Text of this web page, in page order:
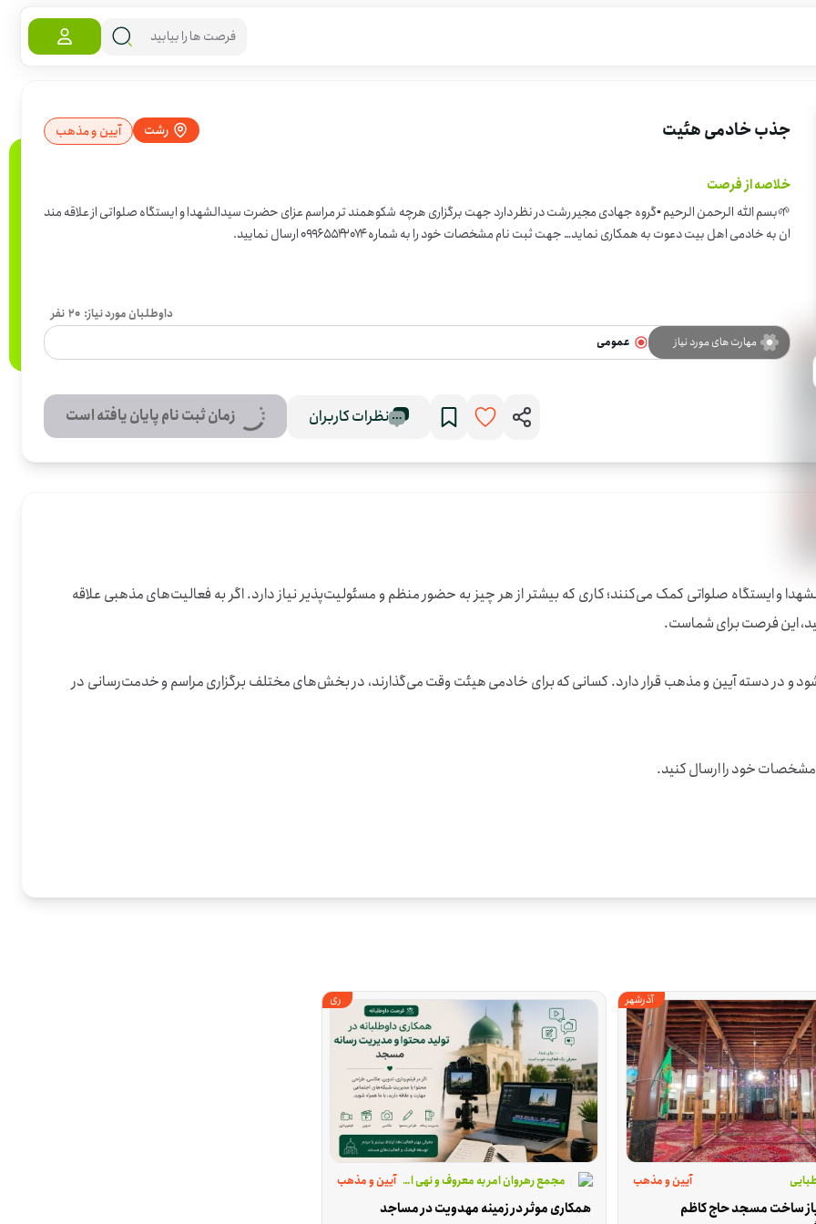
جذب خادمی هئیت رشت آیین و مذهب
خلاصه از فرصت
🌱بسم الله الرحمن الرحیم ▪️گروه جهادی مجیر رشت در نظر دارد جهت برگزاری هرچه شکوهمند تر مراسم عزای حضرت سیدالشهدا و ایستگاه صلواتی از علاقه مند
ان به خادمی اهل بیت دعوت به همکاری نماید… جهت ثبت نام مشخصات خود را به شماره ۰۹۹۶۵۵۴۲۰۷۴ ارسال نمایید.
داوطلبان مورد نیاز: 20 نفر
مهارت های مورد نیاز
عمومی
نظرات کاربران زمان ثبت نام پایان یافته است
در این فرصت، داوطلب‌ها در برگزاری مراسم عزای حضرت سیدالشهدا و ایستگاه صلواتی کمک می‌کنند؛ کاری که بیشتر از هر چیز به حضور منظم و مسئولیت‌پذیر نیاز دارد. اگر به فعالیت‌های مذهبی علاقه
این فعالیت از طرف گروه جهادی مجیر در رشتِ گیلان برگزار می‌شود و در دسته آیین و مذهب قرار دارد. کسانی که برای خادمی هیئت وقت می‌گذارند، در بخش‌های مختلف برگزاری مراسم و خدمت‌رسانی در
آذرشهر
آیین و مذهب
ری
مجمع رهروان امر به معروف و نهی از منکر شهرستان پردیس
آیین و مذهب
همکاری موثر در زمینه مهدویت در مساجد